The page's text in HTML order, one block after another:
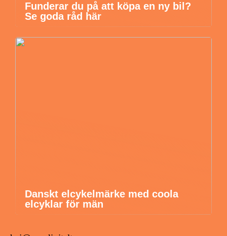
Funderar du på att köpa en ny bil?
Se goda råd här
Danskt elcykelmärke med coola
elcyklar för män